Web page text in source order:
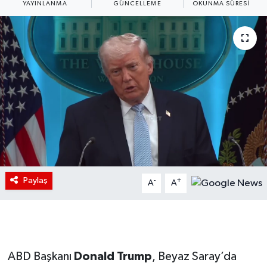
YAYINLANMA GÜNCELLEME OKUNMA SÜRESI
Paylaş A- A+
ABD Başkanı Donald Trump, Beyaz Saray’da